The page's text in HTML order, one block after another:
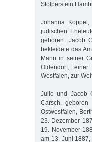
Stolperstein
Johanna
jüdischen
geboren. Jacob
bekleidete das
Mann in seiner
Oldendorf,
Westfalen, zur
Julie und Jacob
Carsch,
Ostwestfalen,
23. Dezember
19. November
am 13. Juni